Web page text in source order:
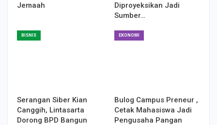
Jemaah
Diproyeksikan Jadi
Sumber…
BISNIS
Serangan Siber Kian
Canggih, Lintasarta
Dorong BPD Bangun
EKONOMI
Bulog Campus Preneur ,
Cetak Mahasiswa Jadi
Pengusaha Pangan